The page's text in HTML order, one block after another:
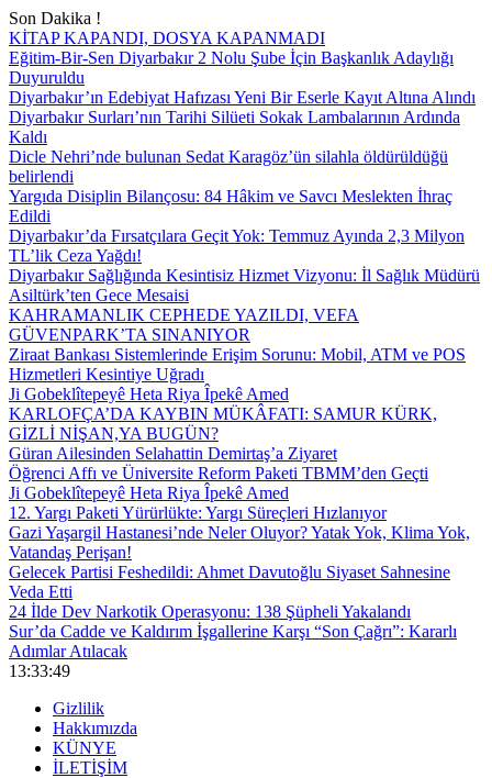
Son Dakika !
KİTAP KAPANDI, DOSYA KAPANMADI
Eğitim-Bir-Sen Diyarbakır 2 Nolu Şube İçin Başkanlık Adaylığı
Duyuruldu
Diyarbakır’ın Edebiyat Hafızası Yeni Bir Eserle Kayıt Altına Alındı
Diyarbakır Surları’nın Tarihi Silüeti Sokak Lambalarının Ardında
Kaldı
Dicle Nehri’nde bulunan Sedat Karagöz’ün silahla öldürüldüğü
belirlendi
Yargıda Disiplin Bilançosu: 84 Hâkim ve Savcı Meslekten İhraç
Edildi
Diyarbakır’da Fırsatçılara Geçit Yok: Temmuz Ayında 2,3 Milyon
TL’lik Ceza Yağdı!
Diyarbakır Sağlığında Kesintisiz Hizmet Vizyonu: İl Sağlık Müdürü
Asiltürk’ten Gece Mesaisi
KAHRAMANLIK CEPHEDE YAZILDI, VEFA
GÜVENPARK’TA SINANIYOR
Ziraat Bankası Sistemlerinde Erişim Sorunu: Mobil, ATM ve POS
Hizmetleri Kesintiye Uğradı
Ji Gobeklîtepeyê Heta Riya Îpekê Amed
KARLOFÇA’DA KAYBIN MÜKÂFATI: SAMUR KÜRK,
GİZLİ NİŞAN,YA BUGÜN?
Güran Ailesinden Selahattin Demirtaş’a Ziyaret
Öğrenci Affı ve Üniversite Reform Paketi TBMM’den Geçti
Ji Gobeklîtepeyê Heta Riya Îpekê Amed
12. Yargı Paketi Yürürlükte: Yargı Süreçleri Hızlanıyor
Gazi Yaşargil Hastanesi’nde Neler Oluyor? Yatak Yok, Klima Yok,
Vatandaş Perişan!
Gelecek Partisi Feshedildi: Ahmet Davutoğlu Siyaset Sahnesine
Veda Etti
24 İlde Dev Narkotik Operasyonu: 138 Şüpheli Yakalandı
Sur’da Cadde ve Kaldırım İşgallerine Karşı “Son Çağrı”: Kararlı
Adımlar Atılacak
13:33:49
Gizlilik
Hakkımızda
KÜNYE
İLETİŞİM